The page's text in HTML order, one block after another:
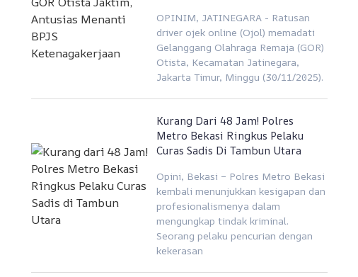
OPINIM, JATINEGARA - Ratusan
driver ojek online (Ojol) memadati
Gelanggang Olahraga Remaja (GOR)
Otista, Kecamatan Jatinegara,
Jakarta Timur, Minggu (30/11/2025).
Kurang Dari 48 Jam! Polres
Metro Bekasi Ringkus Pelaku
Curas Sadis Di Tambun Utara
Opini, Bekasi – Polres Metro Bekasi
kembali menunjukkan kesigapan dan
profesionalismenya dalam
mengungkap tindak kriminal.
Seorang pelaku pencurian dengan
kekerasan